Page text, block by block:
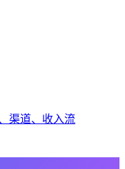
渠道、收入流